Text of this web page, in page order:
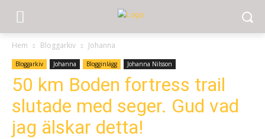
Hem Bloggarkiv Johanna
Bloggarkiv Johanna Blogginlägg Johanna Nilsson
50 km Boden fortress trail
slutade med seger. Gud vad
jag älskar detta!